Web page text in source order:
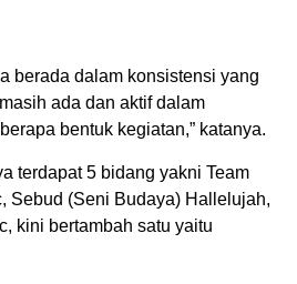
berada dalam konsistensi yang
ada dan aktif dalam
bentuk kegiatan,” katanya.
terdapat 5 bidang yakni Team
Sebud (Seni Budaya) Hallelujah,
kini bertambah satu yaitu